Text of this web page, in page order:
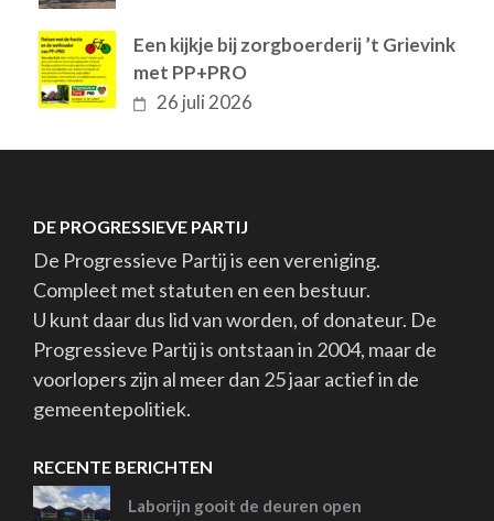
Een kijkje bij zorgboerderij ’t Grievink
met PP+PRO
26 juli 2026
DE PROGRESSIEVE PARTIJ
De Progressieve Partij is een vereniging.
Compleet met statuten en een bestuur.
U kunt daar dus lid van worden, of donateur. De
Progressieve Partij is ontstaan in 2004, maar de
voorlopers zijn al meer dan 25 jaar actief in de
gemeentepolitiek.
RECENTE BERICHTEN
Laborijn gooit de deuren open